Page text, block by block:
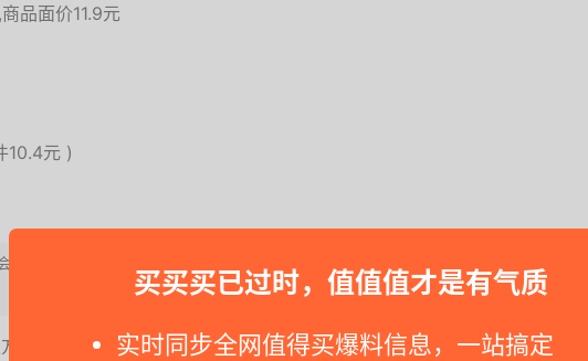
买买买已过时，值值值才是有气质
实时同步全网值得买爆料信息，一站搞定
,商品面价11.9元
10.4元 )
结, 请快快下订单. 若是您访问天猫旗舰店商品页面发现标价已复原, 那就是活
便萝卜微能，充电2000次以上，循环充电，3500mWH容量，真